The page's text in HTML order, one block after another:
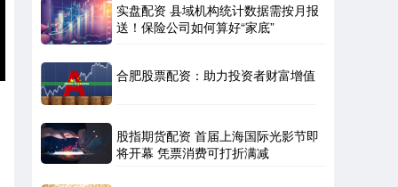
实盘配资 县域机构统计数据需按月报
送！保险公司如何算好“家底”
合肥股票配资：助力投资者财富增值
股指期货配资 首届上海国际光影节即
将开幕 凭票消费可打折满减